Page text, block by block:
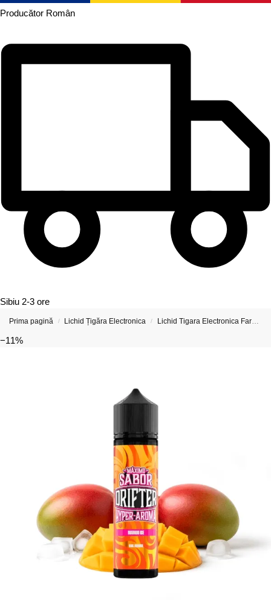
Producător Român
Sibiu 2-3 ore
Prima pagină / Lichid Țigăra Electronica / Lichid Tigara Electronica Fara Nicotina
−11%